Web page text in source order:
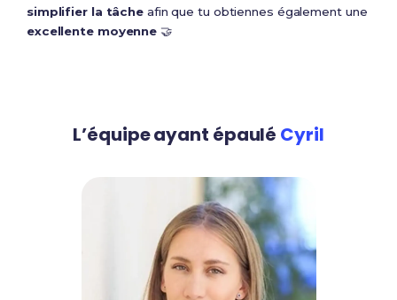
simplifier la tâche afin que tu obtiennes également une
excellente moyenne 🤝
L’équipe ayant épaulé Cyril